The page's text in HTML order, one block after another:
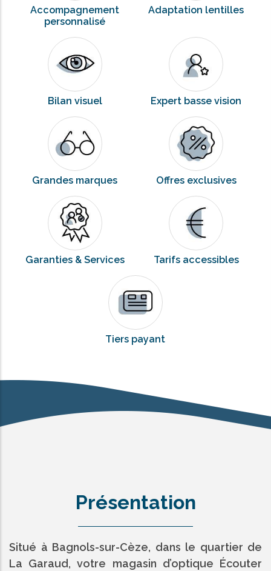
Accompagnement
personnalisé
Adaptation lentilles
Bilan visuel Expert basse vision
Grandes marques Offres exclusives
Garanties & Services Tarifs accessibles
Tiers payant
Présentation
Situé à Bagnols-sur-Cèze, dans le quartier de
La Garaud, votre magasin d’optique Écouter